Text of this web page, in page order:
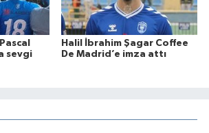
sevgi
Halil İbrahim Şagar Coffee
De Madrid’e imza attı